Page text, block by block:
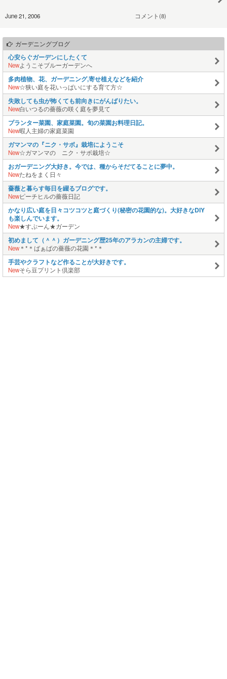
June 21, 2006 コメント(8)
ガーデニングブログ
心安らぐガーデンにしたくて
Newようこそブルーガーデンへ
多肉植物、花、ガーデニング,寄せ植えなどを紹介
New☆狭い庭を花いっぱいにする育て方☆
失敗しても虫が怖くても前向きにがんばりたい。
New白いつるの薔薇の咲く庭を夢見て
プランター菜園、家庭菜園。旬の菜園お料理日記。
New暇人主婦の家庭菜園
ガマンマの『ニク・サボ』栽培にようこそ
New☆ガマンマの ニク・サボ栽培☆
おガーデニング大好き。今では、種からそだてることに夢中。
Newたねをまく日々
薔薇と暮らす毎日を綴るブログです。
Newピーチヒルの薔薇日記
かなり広い庭を日々コツコツと庭づくり(秘密の花園的な)。大好きなDIY
も楽しんでいます。
New★すぷーん★ガーデン
初めまして（＾＾）ガーデニング歴25年のアラカンの主婦です。
New＊*＊ばぁばの薔薇の花園＊*＊
手芸やクラフトなど作ることが大好きです。
Newそら豆プリント倶楽部